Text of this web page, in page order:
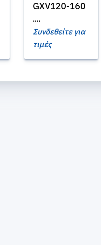
GXV120-160
....
Συνδεθείτε για
τιμές